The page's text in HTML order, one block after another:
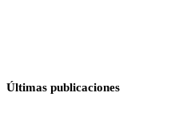
Últimas publicaciones